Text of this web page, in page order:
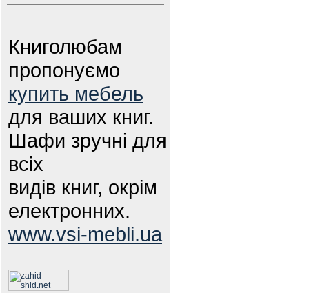
Книголюбам
пропонуємо
купить мебель
для ваших книг.
Шафи зручні для
всіх
видів книг, окрім
електронних.
www.vsi-mebli.ua